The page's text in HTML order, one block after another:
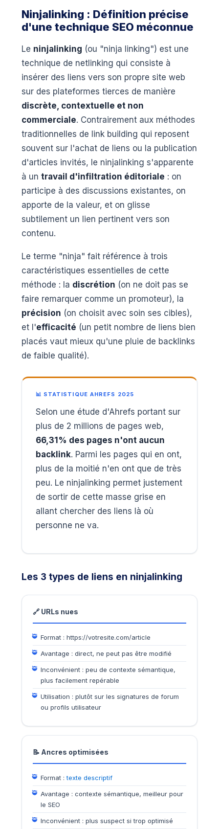
Ninjalinking : Définition précise
d'une technique SEO méconnue
Le ninjalinking (ou "ninja linking") est une
technique de netlinking qui consiste à
insérer des liens vers son propre site web
sur des plateformes tierces de manière
discrète, contextuelle et non
commerciale. Contrairement aux méthodes
traditionnelles de link building qui reposent
souvent sur l'achat de liens ou la publication
d'articles invités, le ninjalinking s'apparente
à un travail d'infiltration éditoriale : on
participe à des discussions existantes, on
apporte de la valeur, et on glisse
subtilement un lien pertinent vers son
contenu.
Le terme "ninja" fait référence à trois
caractéristiques essentielles de cette
méthode : la discrétion (on ne doit pas se
faire remarquer comme un promoteur), la
précision (on choisit avec soin ses cibles),
et l'efficacité (un petit nombre de liens bien
placés vaut mieux qu'une pluie de backlinks
de faible qualité).
📊 STATISTIQUE AHREFS 2025
Selon une étude d'Ahrefs portant sur
plus de 2 millions de pages web,
66,31% des pages n'ont aucun
backlink. Parmi les pages qui en ont,
plus de la moitié n'en ont que de très
peu. Le ninjalinking permet justement
de sortir de cette masse grise en
allant chercher des liens là où
personne ne va.
Les 3 types de liens en ninjalinking
🔗 URLs nues
Format : https://votresite.com/article
Avantage : direct, ne peut pas être modifié
Inconvénient : peu de contexte sémantique,
plus facilement repérable
Utilisation : plutôt sur les signatures de forum
ou profils utilisateur
📝 Ancres optimisées
Format :texte descriptif
Avantage : contexte sémantique, meilleur pour
le SEO
Inconvénient : plus suspect si trop optimisé